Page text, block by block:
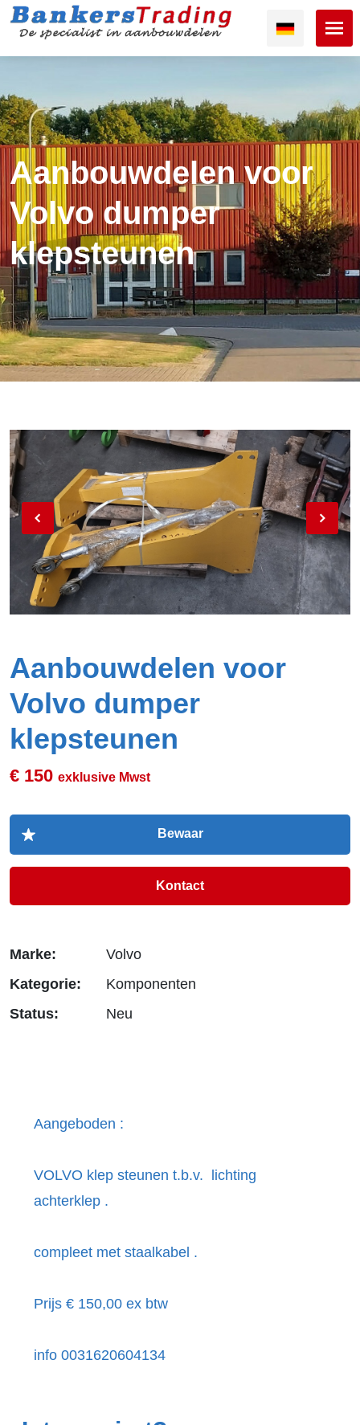
Aanbouwdelen voor
Volvo dumper
klepsteunen
Aanbouwdelen voor
Volvo dumper
klepsteunen
€ 150 exklusive Mwst
Kontact
Marke:
Volvo
Kategorie:
Komponenten
Status:
Neu
Aangeboden :
VOLVO klep steunen t.b.v. lichting
achterklep .
compleet met staalkabel .
Prijs € 150,00 ex btw
info 0031620604134